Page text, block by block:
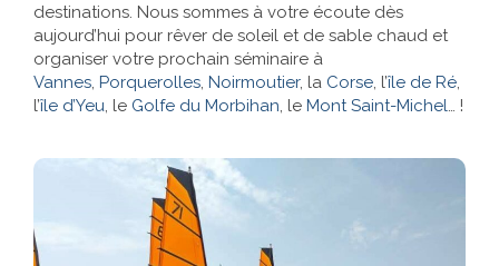
Contact
destinations. Nous sommes à votre écoute dès
aujourd’hui pour rêver de soleil et de sable chaud et
organiser votre prochain séminaire à
Vannes, Porquerolles, Noirmoutier, la Corse, l’île de Ré,
l’île d’Yeu, le Golfe du Morbihan, le Mont Saint-Michel… !